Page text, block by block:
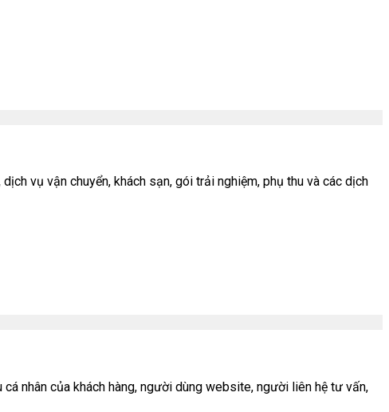
vụ vận chuyển, khách sạn, gói trải nghiệm, phụ thu và các dịch
nhân của khách hàng, người dùng website, người liên hệ tư vấn,